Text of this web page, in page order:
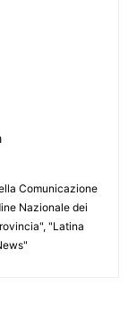
Comunicazione
Nazionale dei
"Latina